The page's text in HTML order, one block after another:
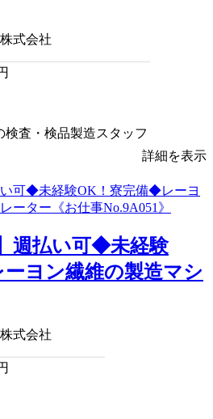
式会社
検査・検品製造スタッフ
詳細を表示
週払い可◆未経験
ヨン繊維の製造マシ
式会社